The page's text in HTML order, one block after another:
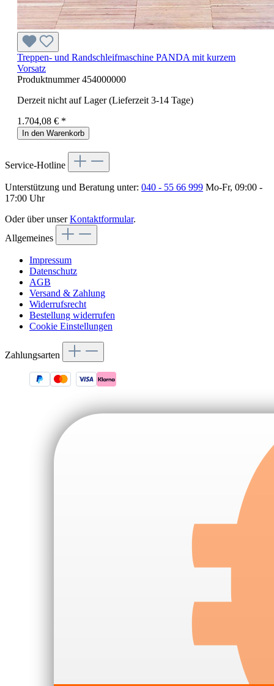
Treppen- und Randschleifmaschine PANDA mit kurzem
Vorsatz
Produktnummer454000000
Derzeit nicht auf Lager (Lieferzeit 3-14 Tage)
1.704,08 € *
In den Warenkorb
Service-Hotline
Unterstützung und Beratung unter: 040 - 55 66 999 Mo-Fr, 09:00 -
17:00 Uhr
Oder über unserKontaktformular.
Allgemeines
Impressum
Datenschutz
AGB
Versand & Zahlung
Widerrufsrecht
Bestellung widerrufen
Cookie Einstellungen
Zahlungsarten